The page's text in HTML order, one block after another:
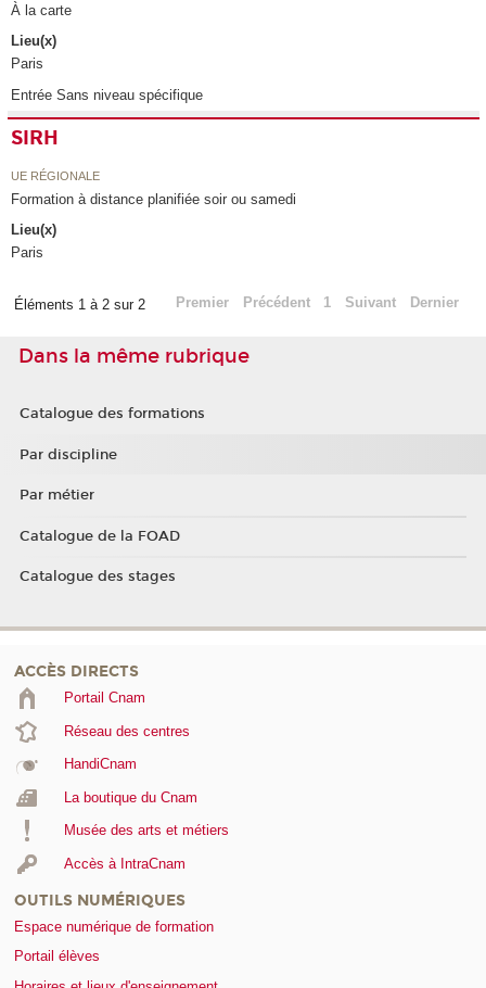
À la carte
Lieu(x)
Paris
Entrée Sans niveau spécifique
SIRH
UE RÉGIONALE
Formation à distance planifiée soir ou samedi
Lieu(x)
Paris
Éléments 1 à 2 sur 2 Premier Précédent 1 Suivant Dernier
Dans la même rubrique
Catalogue des formations
Par discipline
Par métier
Catalogue de la FOAD
Catalogue des stages
ACCÈS DIRECTS
Portail Cnam
Réseau des centres
HandiCnam
La boutique du Cnam
Musée des arts et métiers
Accès à IntraCnam
OUTILS NUMÉRIQUES
Espace numérique de formation
Portail élèves